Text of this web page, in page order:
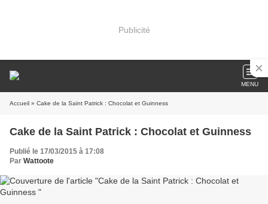
Publicité
MENU
Accueil » Cake de la Saint Patrick : Chocolat et Guinness
Cake de la Saint Patrick : Chocolat et Guinness
Publié le 17/03/2015 à 17:08
Par Wattoote